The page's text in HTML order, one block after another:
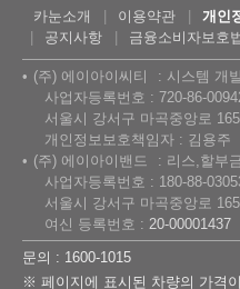
카눈소개 이용약관 개인
공지사항
금융소비자보호
(주) 에이아이씨티 시스템 개
사업자등록번호 : 720-86-
서울시 강서구 마곡중앙로
개인정보보호책임자 : 김용주
(주) 에이아이밴드
리스,할부
사업자등록번호 : 180-88-
서울시 강서구 마곡중앙로
여신 등록번호 : 20-00001437
문의 : 1600-1015
※ 페이지에 표시된 차량의 가격